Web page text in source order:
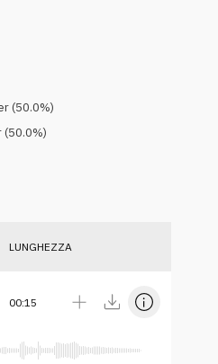
(50.0%)
(50.0%)
LUNGHEZZA
00:15